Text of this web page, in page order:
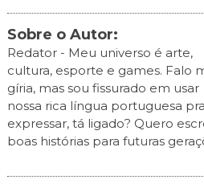
Sobre o Autor:
Redator - Meu universo é arte,
cultura, esporte e games. Falo
gíria, mas sou fissurado em usar
nossa rica língua portuguesa
expressar, tá ligado? Quero
boas histórias para futuras